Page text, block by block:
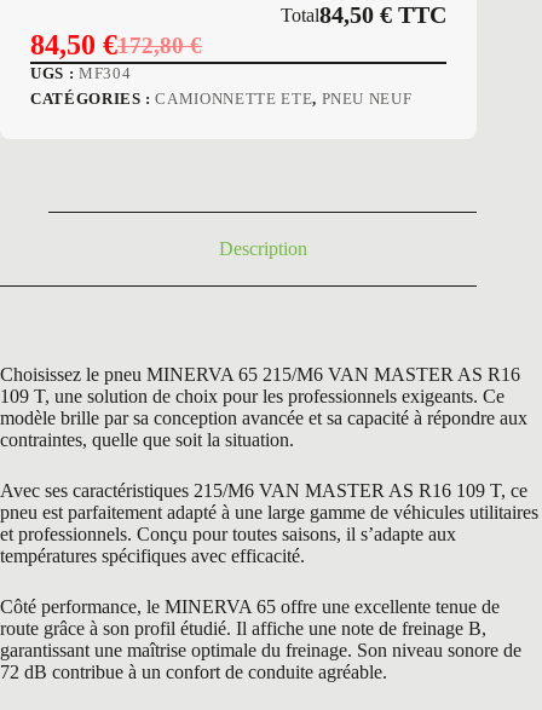
Total84,50€ TTC
172,80€
Le
prix
84,50 €Le
prix
UGS : MF304
CATÉGORIES :CAMIONNETTE ETE, PNEU NEUF
Description
Choisissez le pneu MINERVA 65 215/M6 VAN MASTER AS R16
109 T, une solution de choix pour les professionnels exigeants. Ce
modèle brille par sa conception avancée et sa capacité à répondre aux
contraintes, quelle que soit la situation.
Avec ses caractéristiques 215/M6 VAN MASTER AS R16 109 T, ce
pneu est parfaitement adapté à une large gamme de véhicules utilitaires
et professionnels. Conçu pour toutes saisons, il s’adapte aux
températures spécifiques avec efficacité.
Côté performance, le MINERVA 65 offre une excellente tenue de
route grâce à son profil étudié. Il affiche une note de freinage B,
garantissant une maîtrise optimale du freinage. Son niveau sonore de
72 dB contribue à un confort de conduite agréable.